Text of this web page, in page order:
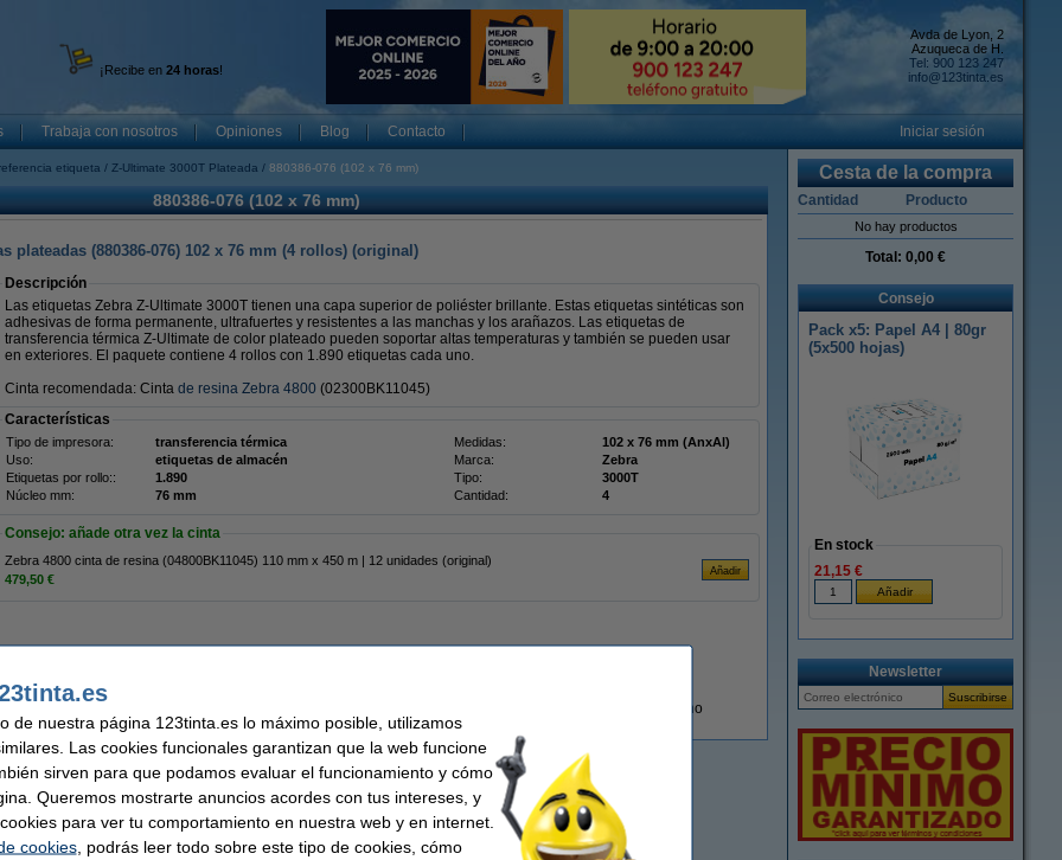
¡Recibe en 24 horas!
Avda de Lyon, 2
Azuqueca de H.
Tel: 900 123 247
info@123tinta.es
Trabaja con nosotros Opiniones Blog Contacto Iniciar sesión
etiqueta Z-Ultimate 3000T Plateada 880386-076 (102 x 76 mm)
880386-076 (102 x 76 mm)
plateadas (880386-076) 102 x 76 mm (4 rollos) (original)
Descripción
Las etiquetas Zebra Z-Ultimate 3000T tienen una capa superior de poliéster brillante. Estas etiquetas sintéticas son
adhesivas de forma permanente, ultrafuertes y resistentes a las manchas y los arañazos. Las etiquetas de
transferencia térmica Z-Ultimate de color plateado pueden soportar altas temperaturas y también se pueden usar
en exteriores. El paquete contiene 4 rollos con 1.890 etiquetas cada uno.
Cinta recomendada: Cinta de resina Zebra 4800 (02300BK11045)
Características
Tipo de impresora: transferencia térmica Medidas:
102 x 76 mm (AnxAl)
Uso:
etiquetas de almacén Marca:
Zebra
Etiquetas por rollo::
1.890 Tipo:
3000T
Núcleo mm:
76 mm Cantidad: 4
Consejo: añade otra vez la cinta
Zebra 4800 cinta de resina (04800BK11045) 110 mm x 450 m | 12 unidades (original)
479,50 €
€
€ Excl. 21% IVA En almacén externo
Cesta de la compra
Cantidad Producto
No hay productos
Total: 0,00 €
Consejo
Pack x5: Papel A4 | 80gr
(5x500 hojas)
En stock
21,15 €
Newsletter
de nuestra página 123tinta.es lo máximo posible, utilizamos
Las cookies funcionales garantizan que la web funcione
sirven para que podamos evaluar el funcionamiento y cómo
Queremos mostrarte anuncios acordes con tus intereses, y
para ver tu comportamiento en nuestra web y en internet.
cookies, podrás leer todo sobre este tipo de cookies, cómo